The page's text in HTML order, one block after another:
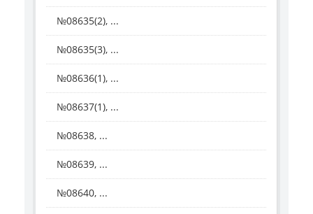
№08635(2), ...
№08635(3), ...
№08636(1), ...
№08637(1), ...
№08638, ...
№08639, ...
№08640, ...